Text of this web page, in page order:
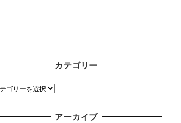
カテゴリー
アーカイブ